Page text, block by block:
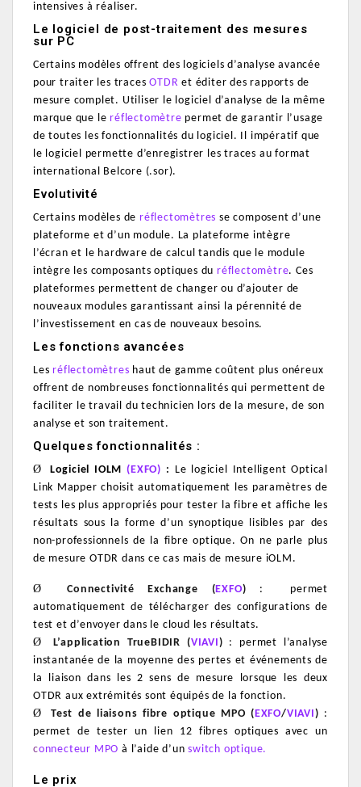
intensives à réaliser.
Le logiciel de post-traitement des mesures
sur PC
Certains modèles offrent des logiciels d’analyse avancée
pour traiter les tracesOTDR et éditer des rapports de
mesure complet. Utiliser le logiciel d’analyse de la même
marque que leréflectomètre permet de garantir l’usage
de toutes les fonctionnalités du logiciel. Il impératif que
le logiciel permette d’enregistrer les traces au format
international Belcore (.sor).
Evolutivité
Certains modèles deréflectomètres se composent d’une
plateforme et d’un module. La plateforme intègre
l’écran et le hardware de calcul tandis que le module
intègre les composants optiques duréflectomètre.Ces
plateformes permettent de changer ou d’ajouter de
nouveaux modules garantissant ainsi la pérennité de
l’investissement en cas de nouveaux besoins.
Les fonctions avancées
Lesréflectomètres haut de gamme coûtent plus onéreux
offrent de nombreuses fonctionnalités qui permettent de
faciliter le travail du technicien lors de la mesure, de son
analyse et son traitement.
Quelques fonctionnalités :
Ø Logiciel IOLM (EXFO) : Le logiciel Intelligent Optical
Link Mapper choisit automatiquement les paramètres de
tests les plus appropriés pour tester la fibre et affiche les
résultats sous la forme d’un synoptique lisibles par des
non-professionnels de la fibre optique.On ne parle plus
de mesure OTDR dans ce cas mais de mesure iOLM.
Ø Connectivité Exchange (EXFO) : permet
automatiquement de télécharger des configurations de
test et d’envoyer dans le cloud les résultats.
Ø
L’application TrueBIDIR (VIAVI ) : permet l’analyse
instantanée de la moyenne des pertes et événements de
la liaison dans les 2 sens de mesure lorsque les deux
OTDR aux extrémités sont équipés de la fonction.
Ø
Test de liaisons fibre optique MPO (EXFO/VIAVI ) :
permet de tester un lien 12 fibres optiques avec un
connecteur MPO à l’aide d’unswitch optique.
Le prix